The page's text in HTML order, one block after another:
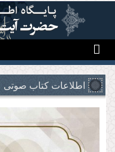
رفتن به محتوای اصلی
اطلاعات کتاب صوتی